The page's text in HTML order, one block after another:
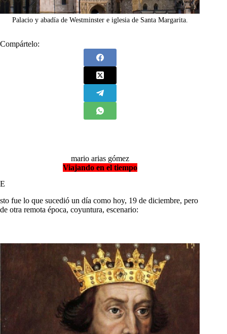
Palacio y abadía de Westminster e iglesia de Santa Margarita.
Compártelo:
mario arias gómez
Viajando en el tiempo
E
sto fue lo que sucedió un día como hoy, 19 de diciembre, pero
de otra remota época, coyuntura, escenario: